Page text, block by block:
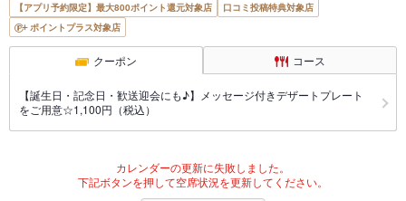
【アプリ予約限定】最大800ポイント還元対象店
口コミ投稿特典対象店
ポイントプラス対象店
クーポン コース
【誕生日・記念日・歓送迎会にも♪】メッセージ付きデザートプレート
をご用意☆1,100円（税込）
カレンダーの更新に失敗しました。
下記ボタンを押して空席状況を更新してください。